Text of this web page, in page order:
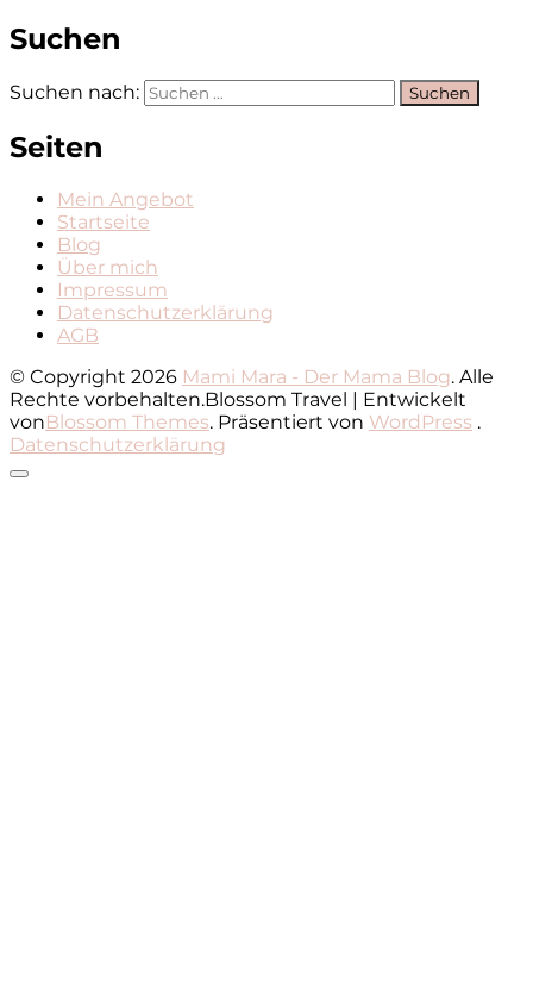
Suchen
Suchen nach:
Seiten
Mein Angebot
Startseite
Blog
Über mich
Impressum
Datenschutzerklärung
AGB
© Copyright 2026 Mami Mara - Der Mama Blog. Alle
Rechte vorbehalten.Blossom Travel | Entwickelt
vonBlossom Themes. Präsentiert von WordPress .
Datenschutzerklärung